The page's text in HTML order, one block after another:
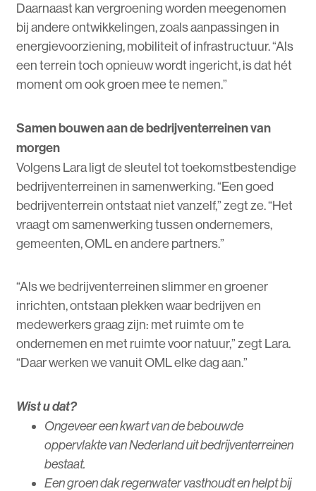
Daarnaast kan vergroening worden meegenomen
bij andere ontwikkelingen, zoals aanpassingen in
energievoorziening, mobiliteit of infrastructuur. “Als
een terrein toch opnieuw wordt ingericht, is dat hét
moment om ook groen mee te nemen.”
Samen bouwen aan de bedrijventerreinen van
morgen
Volgens Lara ligt de sleutel tot toekomstbestendige
bedrijventerreinen in samenwerking. “Een goed
bedrijventerrein ontstaat niet vanzelf,” zegt ze. “Het
vraagt om samenwerking tussen ondernemers,
gemeenten, OML en andere partners.”
“Als we bedrijventerreinen slimmer en groener
inrichten, ontstaan plekken waar bedrijven en
medewerkers graag zijn: met ruimte om te
ondernemen en met ruimte voor natuur,” zegt Lara.
“Daar werken we vanuit OML elke dag aan.”
Wist u dat?
Ongeveer een kwart van de bebouwde
oppervlakte van Nederland uit bedrijventerreinen
bestaat.
Een groen dak regenwater vasthoudt en helpt bij